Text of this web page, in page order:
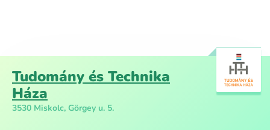
Tudomány és Technika
Háza
3530 Miskolc, Görgey u. 5.